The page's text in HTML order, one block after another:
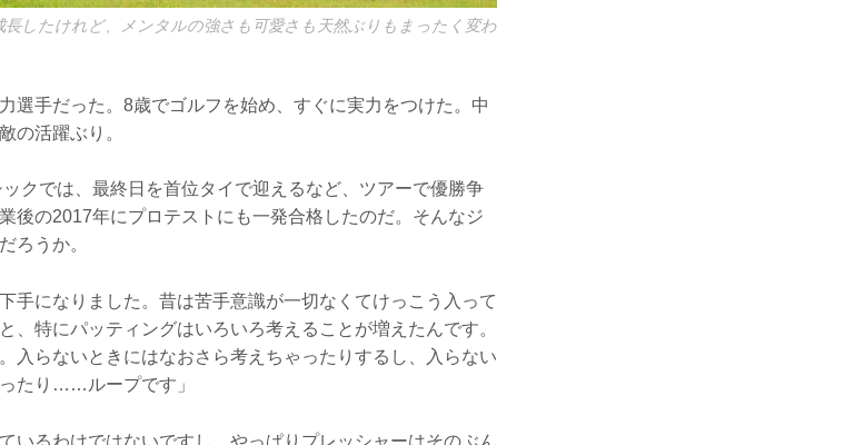
したけれど、メンタルの強さも可愛さも天然ぶりもまったく変わ
選手だった。8歳でゴルフを始め、すぐに実力をつけた。中
の活躍ぶり。
クでは、最終日を首位タイで迎えるなど、ツアーで優勝争
後の2017年にプロテストにも一発合格したのだ。そんなジ
ろうか。
手になりました。昔は苦手意識が一切なくてけっこう入って
、特にパッティングはいろいろ考えることが増えたんです。
入らないときにはなおさら考えちゃったりするし、入らない
たり……ループです」
いるわけではないですし、やっぱりプレッシャーはそのぶん